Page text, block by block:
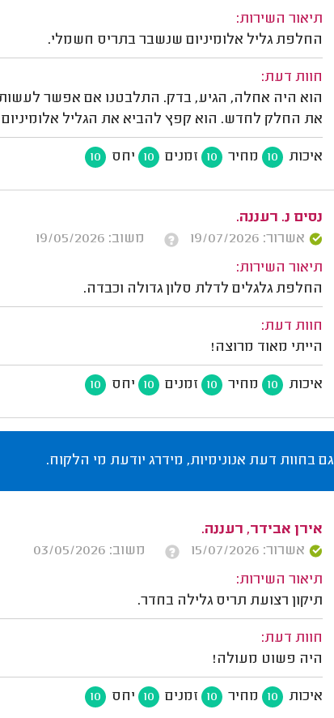
תיאור השירות:
החלפת גליל אלומיניום שנשבר בתריס חשמלי.
חוות דעת:
הוא היה אחלה, הגיע, בדק. התלבטנו אם אפשר לעשות
את החלק לחדש. הוא קפץ להביא את הגליל אלומיניום
איכות 10 מחיר 10 זמנים 10 יחס 10
נסים נ. רעננה.
אשרור: 19/07/2026
משוב: 19/05/2026
תיאור השירות:
החלפת גלגלים לדלת סלון גדולה וכבדה.
חוות דעת:
הייתי מאוד מרוצה!
איכות 10 מחיר 10 זמנים 10 יחס 10
גם בחוות דעת אנונימיות, מידרג יודעת מי הלקוח.
אירן אבידר, רעננה.
אשרור: 15/07/2026
משוב: 03/05/2026
תיאור השירות:
תיקון רצועת תריס גלילה בחדר.
חוות דעת:
היה פשוט מעולה!
איכות 10 מחיר 10 זמנים 10 יחס 10